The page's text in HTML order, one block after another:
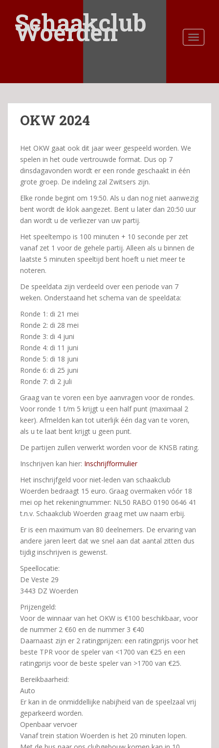
a
Schaakclub
Woerden
OKW 2024
Het OKW gaat ook dit jaar weer gespeeld worden. We
spelen in het oude vertrouwde format. Dus op 7
dinsdagavonden wordt er een ronde geschaakt in één
grote groep. De indeling zal Zwitsers zijn.
Elke ronde begint om 19:50. Als u dan nog niet aanwezig
bent wordt de klok aangezet. Bent u later dan 20:50 uur
dan wordt u de verliezer van uw partij.
Het speeltempo is 100 minuten + 10 seconde per zet
vanaf zet 1 voor de gehele partij. Alleen als u binnen de
laatste 5 minuten speeltijd bent hoeft u niet meer te
noteren.
De speeldata zijn verdeeld over een periode van 7
weken. Onderstaand het schema van de speeldata:
Ronde 1: di 21 mei
Ronde 2: di 28 mei
Ronde 3: di 4 juni
Ronde 4: di 11 juni
Ronde 5: di 18 juni
Ronde 6: di 25 juni
Ronde 7: di 2 juli
Graag van te voren een bye aanvragen voor de rondes.
Voor ronde 1 t/m 5 krijgt u een half punt (maximaal 2
keer). Afmelden kan tot uiterlijk één dag van te voren,
als u te laat bent krijgt u geen punt.
De partijen zullen verwerkt worden voor de KNSB rating.
Inschrijven kan hier: Inschrijfformulier
Het inschrijfgeld voor niet-leden van schaakclub
Woerden bedraagt 15 euro. Graag overmaken vóór 18
mei op het rekeningnummer: NL50 RABO 0190 0646 41
t.n.v. Schaakclub Woerden graag met uw naam erbij.
Er is een maximum van 80 deelnemers. De ervaring van
andere jaren leert dat we snel aan dat aantal zitten dus
tijdig inschrijven is gewenst.
Speellocatie:
De Veste 29
3443 DZ Woerden
Prijzengeld:
Voor de winnaar van het OKW is €100 beschikbaar, voor
de nummer 2 €60 en de nummer 3 €40
Daarnaast zijn er 2 ratingprijzen: een ratingprijs voor het
beste TPR voor de speler van <1700 van €25 en een
ratingprijs voor de beste speler van >1700 van €25.
Bereikbaarheid:
Auto
Er kan in de onmiddellijke nabijheid van de speelzaal vrij
geparkeerd worden.
Openbaar vervoer
Vanaf trein station Woerden is het 20 minuten lopen.